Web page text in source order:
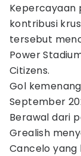
Kepercayaan
kontribusi
tersebut
Power
Citizens.
Gol
September
Berawal dari
Grealish
Cancelo yang